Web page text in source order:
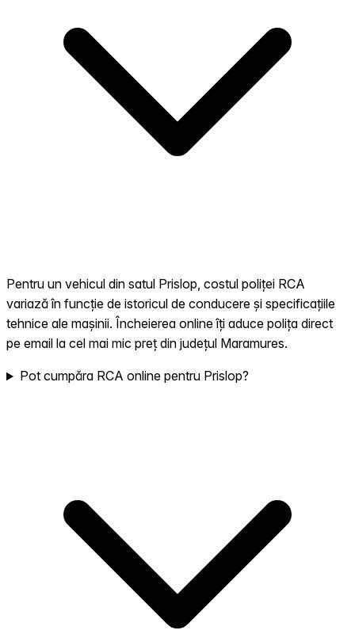
Pentru un vehicul din satul Prislop, costul poliței RCA
variază în funcție de istoricul de conducere și specificațiile
tehnice ale mașinii. Încheierea online îți aduce polița direct
pe email la cel mai mic preț din județul Maramures.
Pot cumpăra RCA online pentru Prislop?